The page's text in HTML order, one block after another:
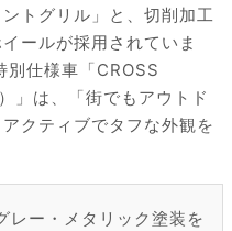
トグリル」と、切削加工
ールが採用されていま
別仕様車「CROSS
」は、「街でもアウトド
クティブでタフな外観を
レー・メタリック塗装を